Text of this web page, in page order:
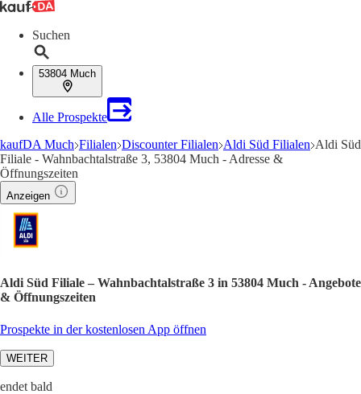
Suchen
53804 Much
Alle Prospekte
kaufDA Much Filialen Discounter Filialen Aldi Süd Filialen Aldi Süd
Filiale - Wahnbachtalstraße 3, 53804 Much - Adresse &
Öffnungszeiten
Anzeigen
Aldi Süd Filiale – Wahnbachtalstraße 3 in 53804 Much - Angebote
& Öffnungszeiten
Prospekte in der kostenlosen App öffnen
WEITER
endet bald